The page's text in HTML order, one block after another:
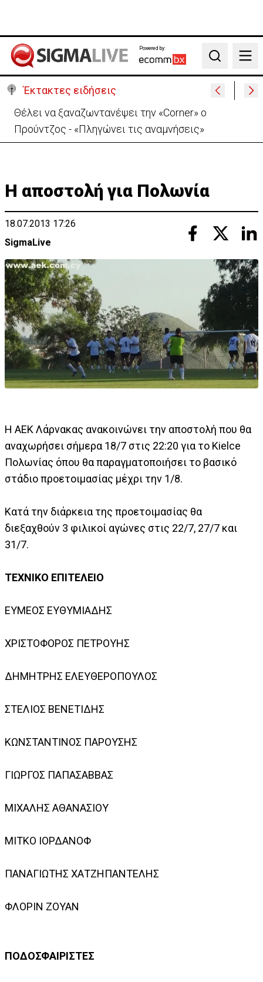
Powered by:
Search
Έκτακτες ειδήσεις
Χειροπέδες σε μοναχό για απόπειρα φόνου-
Μαχαίρωσε στο λαιμό 53χρονο
Η αποστολή για Πολωνία
18.07.2013 17:26
SigmaLive
Η ΑΕΚ Λάρνακας ανακοινώνει την αποστολή που θα
αναχωρήσει σήμερα 18/7 στις 22:20 για το Kielce
Πολωνίας όπου θα παραγματοποιήσει το βασικό
στάδιο προετοιμασίας μέχρι την 1/8.
Κατά την διάρκεια της προετοιμασίας θα
διεξαχθούν 3 φιλικοί αγώνες στις 22/7, 27/7 και
31/7.
ΤΕΧΝΙΚΟ ΕΠΙΤΕΛΕΙΟ
ΕΥΜΕΟΣ ΕΥΘΥΜΙΑΔΗΣ
ΧΡΙΣΤΟΦΟΡΟΣ ΠΕΤΡΟΥΗΣ
ΔΗΜΗΤΡΗΣ ΕΛΕΥΘΕΡΟΠΟΥΛΟΣ
ΣΤΕΛΙΟΣ ΒΕΝΕΤΙΔΗΣ
ΚΩΝΣΤΑΝΤΙΝΟΣ ΠΑΡΟΥΣΗΣ
ΓΙΩΡΓΟΣ ΠΑΠΑΣΑΒΒΑΣ
ΜΙΧΑΛΗΣ ΑΘΑΝΑΣΙΟΥ
ΜΙΤΚΟ ΙΟΡΔΑΝΟΦ
ΠΑΝΑΓΙΩΤΗΣ ΧΑΤΖΗΠΑΝΤΕΛΗΣ
ΦΛΟΡΙΝ ΖΟΥΑΝ
ΠΟΔΟΣΦΑΙΡΙΣΤΕΣ